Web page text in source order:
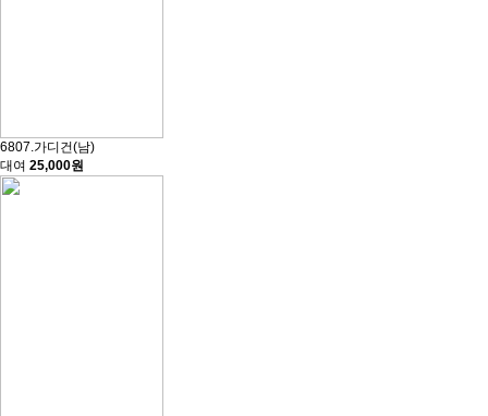
6807.가디건(남)
대여 25,000원